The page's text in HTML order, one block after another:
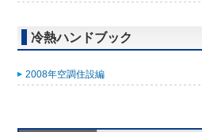
冷熱ハンドブック
2008年空調住設編